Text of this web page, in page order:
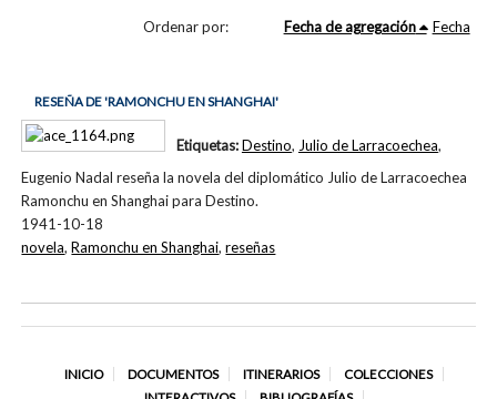
Ordenar por: Fecha de agregación Fecha
RESEÑA DE 'RAMONCHU EN SHANGHAI'
Eugenio Nadal reseña la novela del diplomático Julio de Larracoechea
Ramonchu en Shanghai para Destino.
1941-10-18
Etiquetas:Destino, Julio de Larracoechea,
novela,Ramonchu en Shanghai,reseñas
INICIO DOCUMENTOS ITINERARIOS
COLECCIONES